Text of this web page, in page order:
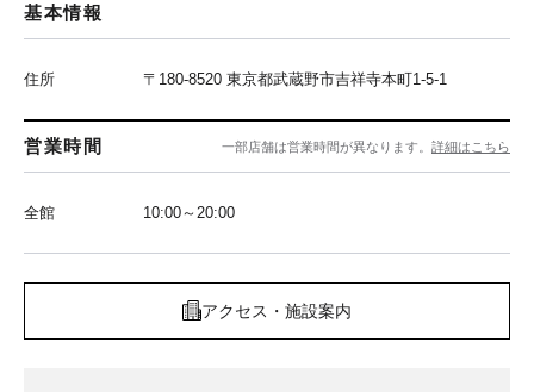
基本情報
住所 〒180-8520 東京都武蔵野市吉祥寺本町1-5-1
営業時間 一部店舗は営業時間が異なります。 詳細はこちら
全館 10:00～20:00
アクセス・施設案内